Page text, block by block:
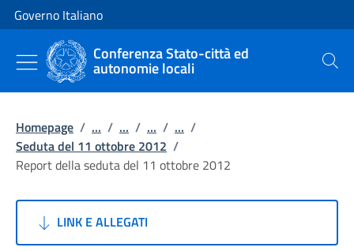
Vai al contenuto
Vai alla navigazione del sito
Governo Italiano
Conferenza Stato-città ed
autonomie locali Cerca
Homepage / ... / ... / ... / ... /
Seduta del 11 ottobre 2012 /
Report della seduta del 11 ottobre 2012
LINK E ALLEGATI